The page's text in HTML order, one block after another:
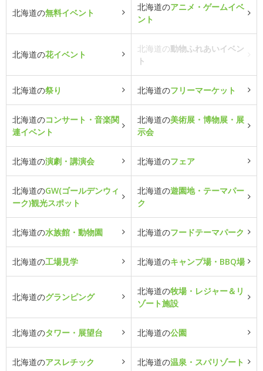
北海道の無料イベント
北海道のアニメ・ゲームイベ
ント
北海道の花イベント
北海道の動物ふれあいイベン
ト
北海道の祭り 北海道のフリーマーケット
北海道のコンサート・音楽関
連イベント
北海道の美術展・博物展・展
示会
北海道の演劇・講演会 北海道のフェア
北海道のGW(ゴールデンウィ
ーク)観光スポット
北海道の遊園地・テーマパー
ク
北海道の水族館・動物園 北海道のフードテーマパーク
北海道の工場見学 北海道のキャンプ場・BBQ場
北海道のグランピング
北海道の牧場・レジャー＆リ
ゾート施設
北海道のタワー・展望台 北海道の公園
北海道のアスレチック 北海道の温泉・スパリゾート